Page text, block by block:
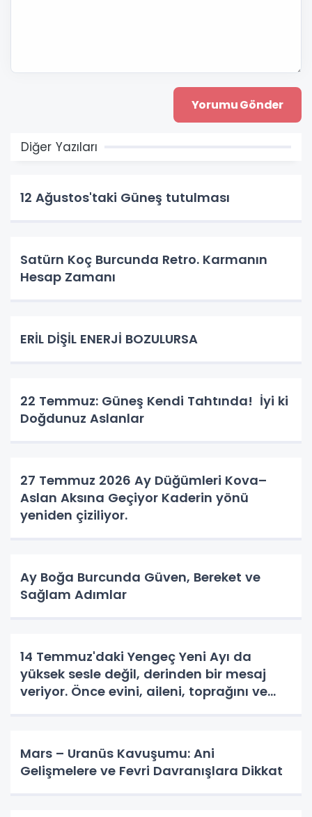
Diğer Yazıları
12 Ağustos'taki Güneş tutulması
Satürn Koç Burcunda Retro. Karmanın
Hesap Zamanı
ERİL DİŞİL ENERJİ BOZULURSA
22 Temmuz: Güneş Kendi Tahtında! İyi ki
Doğdunuz Aslanlar
27 Temmuz 2026 Ay Düğümleri Kova–
Aslan Aksına Geçiyor Kaderin yönü
yeniden çiziliyor.
Ay Boğa Burcunda Güven, Bereket ve
Sağlam Adımlar
14 Temmuz'daki Yengeç Yeni Ayı da
yüksek sesle değil, derinden bir mesaj
veriyor. Önce evini, aileni, toprağını ve
Mars – Uranüs Kavuşumu: Ani
Gelişmelere ve Fevri Davranışlara Dikkat